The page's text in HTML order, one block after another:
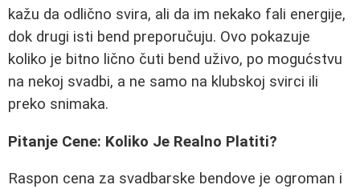
kažu da odlično svira, ali da im nekako fali energije,
dok drugi isti bend preporučuju. Ovo pokazuje
koliko je bitno lično čuti bend uživo, po mogućstvu
na nekoj svadbi, a ne samo na klubskoj svirci ili
preko snimaka.
Pitanje Cene: Koliko Je Realno Platiti?
Raspon cena za svadbarske bendove je ogroman i